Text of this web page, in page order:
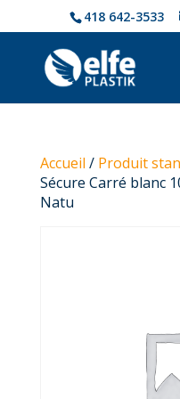
418 642-3533
Accueil / Produit
Sécure Carré blanc
Natu